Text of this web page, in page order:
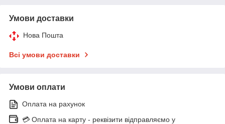
Умови доставки
Нова Пошта
Всі умови доставки
Умови оплати
Оплата на рахунок
💳 Оплата на карту - реквізити відправляємо у